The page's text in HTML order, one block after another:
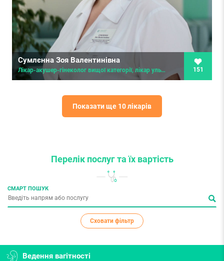
151
Сумлєнна Зоя Валентинівна
Лікар-акушер-гінеколог вищої категорії, лікар ультразвукової діагностики
Показати ще 10 лікарів
Перелік послугта їх вартість
СМАРТ ПОШУК
Сховати фільтр
Ведення вагітності